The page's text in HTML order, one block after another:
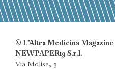
© L’Altra Medicina Magazine
NEWPAPER19 S.r.l.
Via Molise, 3